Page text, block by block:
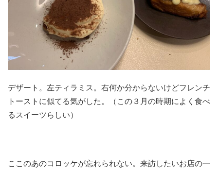
デザート。左ティラミス。右何か分からないけどフレンチ
トーストに似てる気がした。（この３月の時期によく食べ
るスイーツらしい）
ここのあのコロッケが忘れられない。来訪したいお店の一